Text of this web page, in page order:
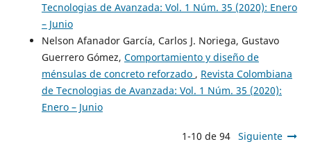
Tecnologias de Avanzada: Vol. 1 Núm. 35 (2020): Enero
– Junio
Nelson Afanador García, Carlos J. Noriega, Gustavo
Guerrero Gómez, Comportamiento y diseño de
ménsulas de concreto reforzado , Revista Colombiana
de Tecnologias de Avanzada: Vol. 1 Núm. 35 (2020):
Enero – Junio
1-10 de 94 Siguiente